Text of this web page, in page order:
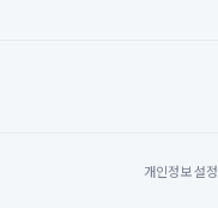
개인정보 설정